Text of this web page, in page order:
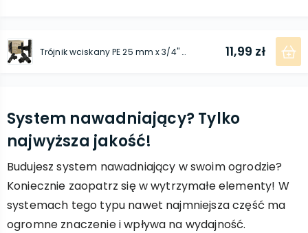
Trójnik wciskany PE 25 mm x 3/4'' GZ x 25 mm - 10 szt. 11,99 zł
System nawadniający? Tylko
najwyższa jakość!
Budujesz system nawadniający w swoim ogrodzie?
Koniecznie zaopatrz się w wytrzymałe elementy! W
systemach tego typu nawet najmniejsza część ma
ogromne znaczenie i wpływa na wydajność.